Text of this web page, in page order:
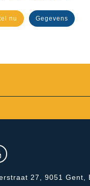
nu Gegevens
27, 9051 Gent,